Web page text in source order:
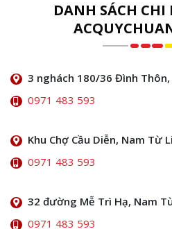
DANH SÁCH
3 nghách 180/36 Đình Thôn,
0971 483 593
Khu Chợ Cầu Diễn, Nam Từ
0971 483 593
32 đường Mễ Trì Hạ, Nam
0971 483 593